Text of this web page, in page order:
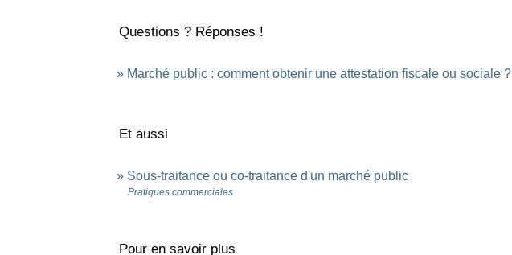
Questions ? Réponses !
Marché public : comment obtenir une attestation fiscale ou sociale ?
Et aussi
Sous-traitance ou co-traitance d'un marché public
Pratiques commerciales
Pour en savoir plus